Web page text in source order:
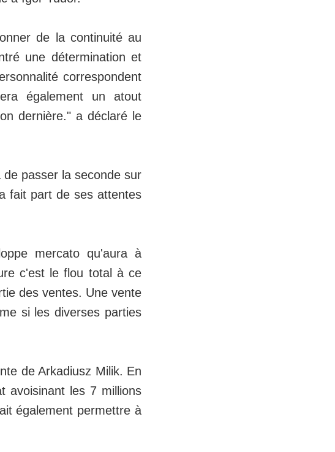
de la continuité au
une détermination et
correspondent
également un atout
dernière." a déclaré le
passer la seconde sur
fait part de ses attentes
mercato qu'aura à
c'est le flou total à ce
des ventes. Une vente
si les diverses parties
de Arkadiusz Milik. En
avoisinant les 7 millions
également permettre à